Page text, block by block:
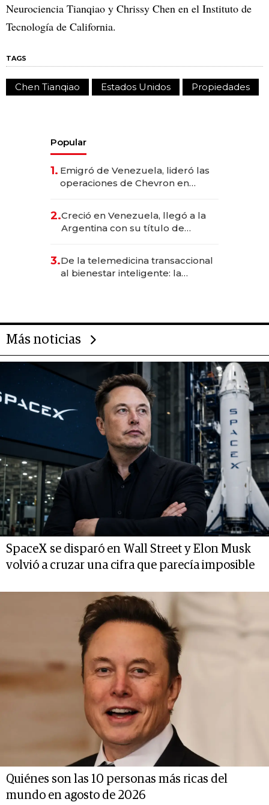
Neurociencia Tianqiao y Chrissy Chen en el Instituto de
Tecnología de California.
TAGS
Chen Tianqiao Estados Unidos Propiedades
Popular
1. Emigró de Venezuela, lideró las
operaciones de Chevron en
2.Creció en Venezuela, llegó a la
Argentina con su título de
las marcas "fast premium"
3.De la telemedicina transaccional
al bienestar inteligente: la
Más noticias
SpaceX se disparó en Wall Street y Elon Musk
volvió a cruzar una cifra que parecía imposible
Quiénes son las 10 personas más ricas del
mundo en agosto de 2026